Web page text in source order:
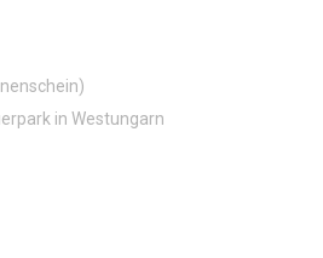
in Westungarn